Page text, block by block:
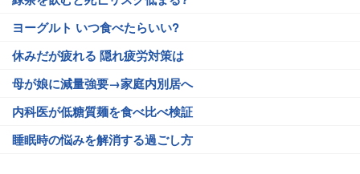
ヨーグルト いつ食べたらいい?
休みだが疲れる 隠れ疲労対策は
母が娘に減量強要→家庭内別居へ
内科医が低糖質麺を食べ比べ検証
睡眠時の悩みを解消する過ごし方